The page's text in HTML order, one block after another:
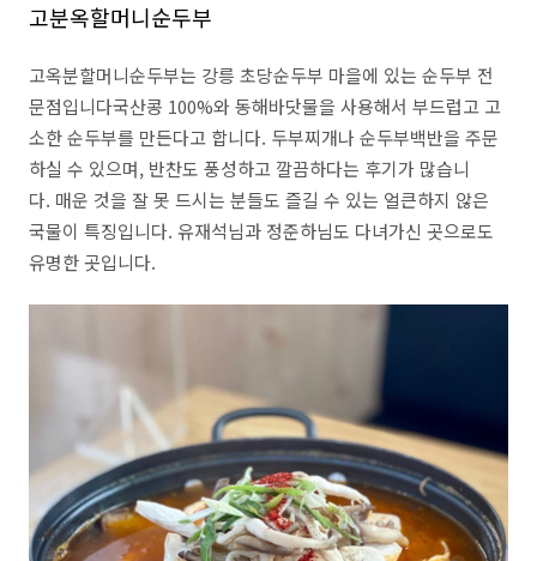
고분옥할머니순두부
고옥분할머니순두부는 강릉 초당순두부 마을에 있는 순두부 전
문점입니다국산콩 100%와 동해바닷물을 사용해서 부드럽고 고
소한 순두부를 만든다고 합니다. 두부찌개나 순두부백반을 주문
하실 수 있으며, 반찬도 풍성하고 깔끔하다는 후기가 많습니
다. 매운 것을 잘 못 드시는 분들도 즐길 수 있는 얼큰하지 않은
국물이 특징입니다. 유재석님과 정준하님도 다녀가신 곳으로도
유명한 곳입니다.